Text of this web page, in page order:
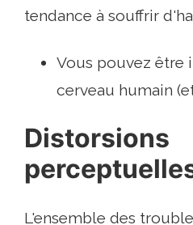
tendance à souffrir
Vous pouvez être
cerveau humain
Distorsions
L'ensemble des